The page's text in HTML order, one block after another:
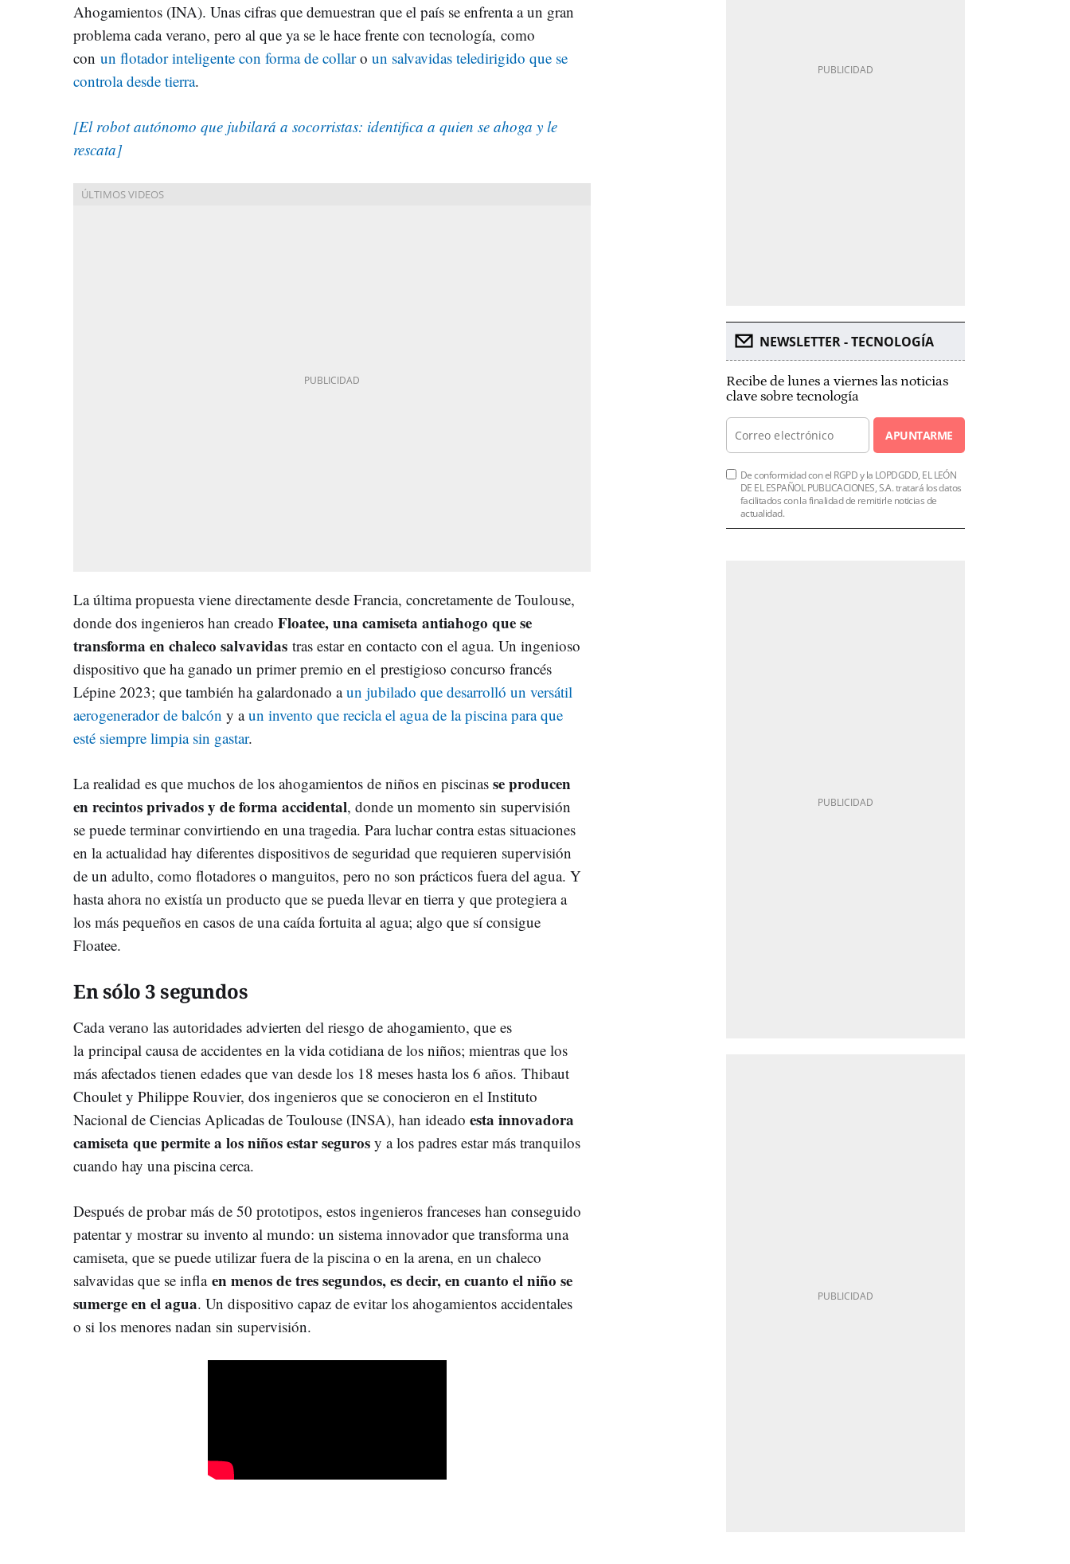
Ahogamientos (INA). Unas cifras que demuestran que el país se enfrenta a un gran
problema cada verano, pero al que ya se le hace frente con tecnología, como
con un flotador inteligente con forma de collaro un salvavidas teledirigido que se
controla desde tierra.
[El robot autónomo que jubilará a socorristas: identifica a quien se ahoga y le
rescata]
La última propuesta viene directamente desde Francia, concretamente de Toulouse,
donde dos ingenieros han creado Floatee,una camiseta antiahogo que se
transforma en chaleco salvavidas tras estar en contacto con el agua. Un ingenioso
dispositivo que ha ganado un primer premio en el prestigioso concurso francés
Lépine 2023; que también ha galardonado aun jubilado que desarrolló un versátil
aerogenerador de balcón y aun invento que recicla el agua de la piscina para que
esté siempre limpia sin gastar.
La realidad es que muchos de los ahogamientos de niños en piscinas se producen
en recintos privados y de forma accidental, donde un momento sin supervisión
se puede terminar convirtiendo en una tragedia. Para luchar contra estas situaciones
en la actualidad hay diferentes dispositivos de seguridad que requieren supervisión
de un adulto, como flotadores o manguitos, pero no son prácticos fuera del agua. Y
hasta ahora no existía un producto que se pueda llevar en tierra y que protegiera a
los más pequeños en casos de una caída fortuita al agua; algo que sí consigue
Floatee.
En sólo 3 segundos
Cada verano las autoridades advierten del riesgo de ahogamiento, que es
la principal causa de accidentes en la vida cotidiana de los niños; mientras que los
más afectados tienen edades que van desde los 18 meses hasta los 6 años. Thibaut
Choulet y Philippe Rouvier, dos ingenieros que se conocieron en el Instituto
Nacional de Ciencias Aplicadas de Toulouse (INSA), han ideado esta innovadora
camiseta que permite a los niños estar seguros y a los padres estar más tranquilos
cuando hay una piscina cerca.
Después de probar más de 50 prototipos, estos ingenieros franceses han conseguido
patentar y mostrar su invento al mundo: un sistema innovador que transforma una
camiseta, que se puede utilizar fuera de la piscina o en la arena, en un chaleco
salvavidas que se infla en menos de tres segundos, es decir, en cuanto el niño se
sumerge en el agua. Un dispositivo capaz de evitar los ahogamientos accidentales
o si los menores nadan sin supervisión.
NEWSLETTER - TECNOLOGÍA
Recibe de lunes a viernes las noticias
clave sobre tecnología
APUNTARME
De conformidad con el RGPD y la LOPDGDD, EL LEÓN
DE EL ESPAÑOL PUBLICACIONES, S.A. tratará los datos
facilitados con la finalidad de remitirle noticias de
actualidad.